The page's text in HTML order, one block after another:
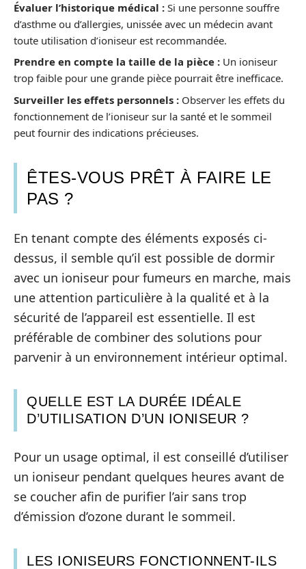
Évaluer l’historique médical : Si une personne souffre
d’asthme ou d’allergies, unissée avec un médecin avant
toute utilisation d’ioniseur est recommandée.
Prendre en compte la taille de la pièce : Un ioniseur
trop faible pour une grande pièce pourrait être inefficace.
Surveiller les effets personnels : Observer les effets du
fonctionnement de l’ioniseur sur la santé et le sommeil
peut fournir des indications précieuses.
ÊTES-VOUS PRÊT À FAIRE LE
PAS ?
En tenant compte des éléments exposés ci-
dessus, il semble qu’il est possible de dormir
avec un ioniseur pour fumeurs en marche, mais
une attention particulière à la qualité et à la
sécurité de l’appareil est essentielle. Il est
préférable de combiner des solutions pour
parvenir à un environnement intérieur optimal.
QUELLE EST LA DURÉE IDÉALE
D’UTILISATION D’UN IONISEUR ?
Pour un usage optimal, il est conseillé d’utiliser
un ioniseur pendant quelques heures avant de
se coucher afin de purifier l’air sans trop
d’émission d’ozone durant le sommeil.
LES IONISEURS FONCTIONNENT-ILS